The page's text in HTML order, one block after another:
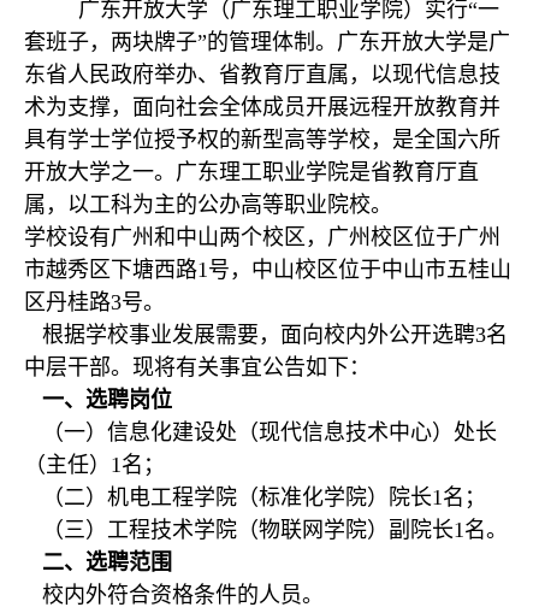
广东开放大学（广东理工职业学院）实行“一
套班子，两块牌子”的管理体制。广东开放大学是广
东省人民政府举办、省教育厅直属，以现代信息技
术为支撑，面向社会全体成员开展远程开放教育并
具有学士学位授予权的新型高等学校，是全国六所
开放大学之一。广东理工职业学院是省教育厅直
属，以工科为主的公办高等职业院校。
学校设有广州和中山两个校区，广州校区位于广州
市越秀区下塘西路1号，中山校区位于中山市五桂山
区丹桂路3号。
根据学校事业发展需要，面向校内外公开选聘3名
中层干部。现将有关事宜公告如下：
一、选聘岗位
（一）信息化建设处（现代信息技术中心）处长
（主任）1名；
（二）机电工程学院（标准化学院）院长1名；
（三）工程技术学院（物联网学院）副院长1名。
二、选聘范围
校内外符合资格条件的人员。